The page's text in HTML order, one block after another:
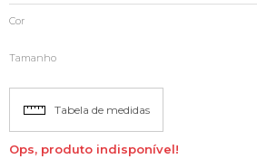
Cor
Tamanho
Tabela de medidas
Ops, produto indisponível!